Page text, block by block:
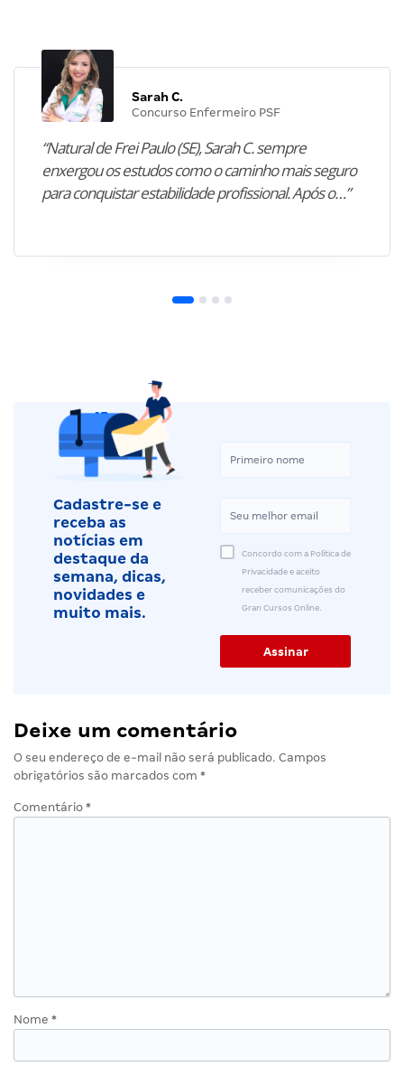
Sarah C.
Concurso Enfermeiro PSF
“Natural de Frei Paulo (SE), Sarah C. sempre
enxergou os estudos como o caminho mais seguro
para conquistar estabilidade profissional. Após o…”
Cadastre-se e
receba as
notícias em
destaque da
semana, dicas,
novidades e
muito mais.
Concordo com a Política de
Privacidade e aceito
receber comunicações do
Gran Cursos Online.
Deixe um comentário
O seu endereço de e-mail não será publicado. Campos
obrigatórios são marcados com *
Comentário *
Nome *